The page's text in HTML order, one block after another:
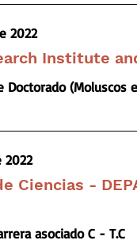
2022
Institute
Doctorado (Moluscos
2022
Ciencias -
asociado C - T.C